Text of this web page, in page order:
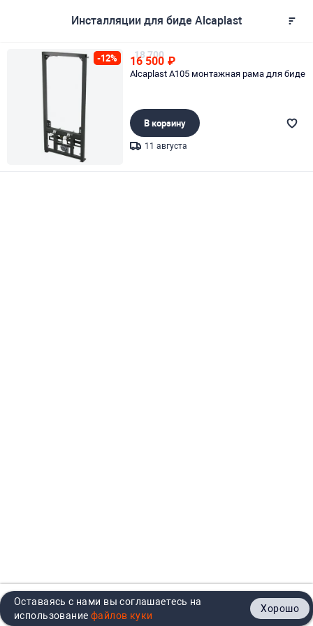
Главная Каталог Кабинет Контакты
Инсталляции для биде Alcaplast
-12% 18 700
16 500 ₽
Alcaplast A105 монтажная рама для биде
В корзину
11 августа
Оставаясь с нами вы соглашаетесь на
использование
Хорошо